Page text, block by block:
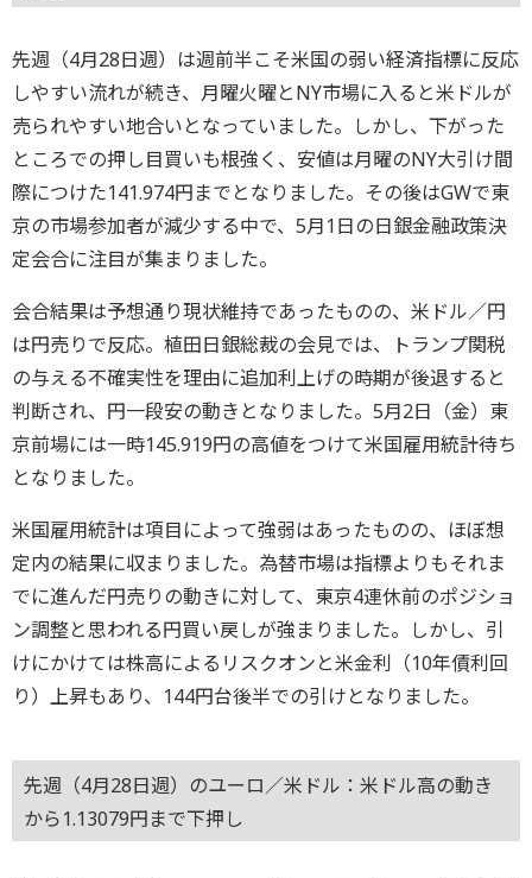
先週（4月28日週）は週前半こそ米国の弱い経済指標に反応
しやすい流れが続き、月曜火曜とNY市場に入ると米ドルが
売られやすい地合いとなっていました。しかし、下がった
ところでの押し目買いも根強く、安値は月曜のNY大引け間
際につけた141.974円までとなりました。その後はGWで東
京の市場参加者が減少する中で、5月1日の日銀金融政策決
定会合に注目が集まりました。
会合結果は予想通り現状維持であったものの、米ドル／円
は円売りで反応。植田日銀総裁の会見では、トランプ関税
の与える不確実性を理由に追加利上げの時期が後退すると
判断され、円一段安の動きとなりました。5月2日（金）東
京前場には一時145.919円の高値をつけて米国雇用統計待ち
となりました。
米国雇用統計は項目によって強弱はあったものの、ほぼ想
定内の結果に収まりました。為替市場は指標よりもそれま
でに進んだ円売りの動きに対して、東京4連休前のポジショ
ン調整と思われる円買い戻しが強まりました。しかし、引
けにかけては株高によるリスクオンと米金利（10年債利回
り）上昇もあり、144円台後半での引けとなりました。
先週（4月28日週）のユーロ／米ドル：米ドル高の動き
から1.13079円まで下押し